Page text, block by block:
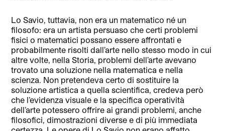
Lo Savio, tuttavia, non era un matematico né un
filosofo: era un artista persuaso che certi problemi
fisici o matematici possano essere affrontati e
probabilmente risolti dall’arte nello stesso modo in cui
altre volte, nella Storia, problemi dell’arte avevano
trovato una soluzione nella matematica e nella
scienza. Non pretendeva certo di sostituire la
soluzione artistica a quella scientifica, credeva però
che l’evidenza visuale e la specifica operatività
dell’arte potessero offrire ai grandi problemi, anche
filosofici, dimostrazioni diverse e di più immediata